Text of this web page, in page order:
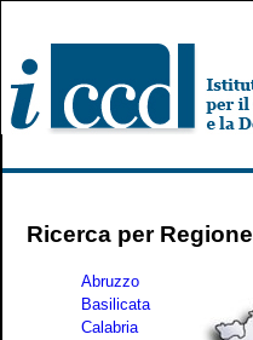
Ricerca per Regione
Abruzzo
Basilicata
Calabria